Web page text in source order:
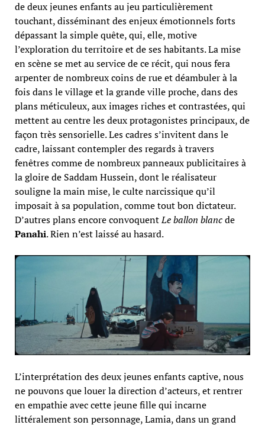
de deux jeunes enfants au jeu particulièrement
touchant, disséminant des enjeux émotionnels forts
dépassant la simple quête, qui, elle, motive
l’exploration du territoire et de ses habitants. La mise
en scène se met au service de ce récit, qui nous fera
arpenter de nombreux coins de rue et déambuler à la
fois dans le village et la grande ville proche, dans des
plans méticuleux, aux images riches et contrastées, qui
mettent au centre les deux protagonistes principaux, de
façon très sensorielle. Les cadres s’invitent dans le
cadre, laissant contempler des regards à travers
fenêtres comme de nombreux panneaux publicitaires à
la gloire de Saddam Hussein, dont le réalisateur
souligne la main mise, le culte narcissique qu’il
imposait à sa population, comme tout bon dictateur.
D’autres plans encore convoquentLe ballon blancde
Panahi. Rien n’est laissé au hasard.
L’interprétation des deux jeunes enfants captive, nous
ne pouvons que louer la direction d’acteurs, et rentrer
en empathie avec cette jeune fille qui incarne
littéralement son personnage, Lamia, dans un grand